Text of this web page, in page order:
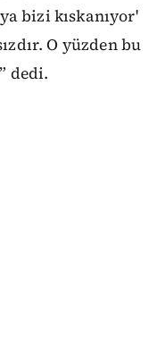
bizi kıskanıyor'
O yüzden bu
dedi.